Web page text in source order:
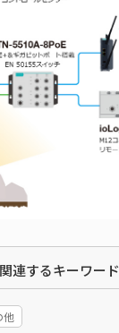
連するキーワード
他